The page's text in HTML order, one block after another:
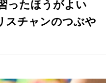
ったほうがよい
チャンのつぶや